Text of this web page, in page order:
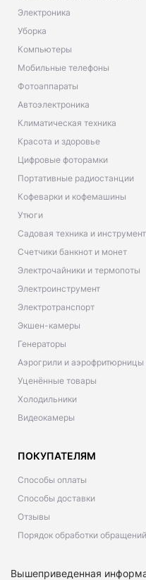
Электроника
Уборка
Компьютеры
Мобильные телефоны
Фотоаппараты
Автоэлектроника
Климатическая техника
Красота и здоровье
Цифровые фоторамки
Портативные радиостанции
Кофеварки и кофемашины
Утюги
Садовая техника и
Счетчики банкнот и монет
Электрочайники и термопоты
Электроинструмент
Электротранспорт
Экшен-камеры
Генераторы
Аэрогрили и аэрофритюрницы
Уценённые товары
Холодильники
Видеокамеры
ПОКУПАТЕЛЯМ
Способы оплаты
Способы доставки
Отзывы
Порядок обработки обращений
Вышеприведенная